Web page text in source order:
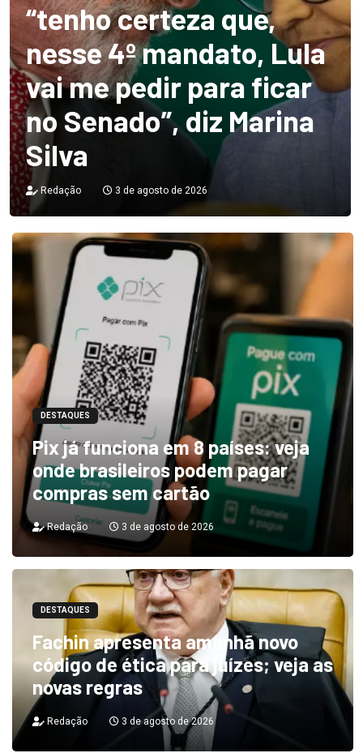
“tenho certeza que,
nesse 4º mandato, Lula
vai me pedir para ficar
no Senado”, diz Marina
Silva
Redação 3 de agosto de 2026
DESTAQUES
Pix já funciona em 8 países: veja
onde brasileiros podem pagar
compras sem cartão
Redação 3 de agosto de 2026
DESTAQUES
Fachin apresenta amanhã novo
código de ética para juízes; veja as
novas regras
Redação 3 de agosto de 2026